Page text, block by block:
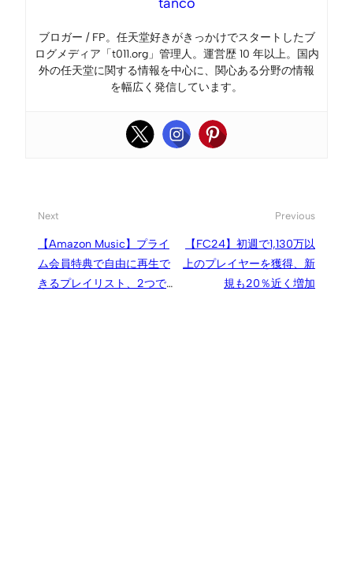
ブロガー / FP。任天堂好きがきっかけでスタートしたブ
ログメディア「t011.org」管理人。運営歴 10 年以上。国内
外の任天堂に関する情報を中心に、関心ある分野の情報
を幅広く発信しています。
Next
【Amazon Music】プライ
ム会員特典で自由に再生で
きるプレイリスト、2つで
Previous
【FC24】初週で1,130万以
上のプレイヤーを獲得、新
規も20％近く増加